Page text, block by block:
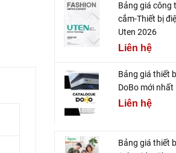
Bảng giá công
cắm-Thiết bị
Uten 2026
Liên hệ
Bảng giá thiết
DoBo mới nhất
Liên hệ
Bảng giá thiết